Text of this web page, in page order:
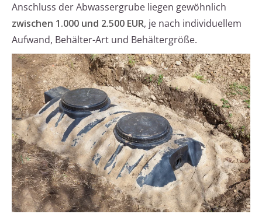
Anschluss der Abwassergrube liegen gewöhnlich
zwischen 1.000 und 2.500 EUR, je nach individuellem
Aufwand, Behälter-Art und Behältergröße.